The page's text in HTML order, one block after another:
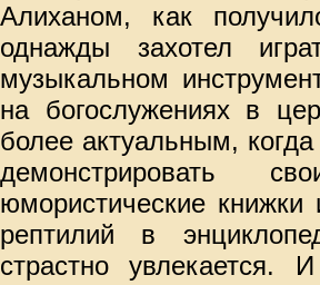
Алиханом, как
однажды захотел
музыкальном
на богослужениях в
более актуальным,
демонстрировать
юмористические
рептилий в
страстно